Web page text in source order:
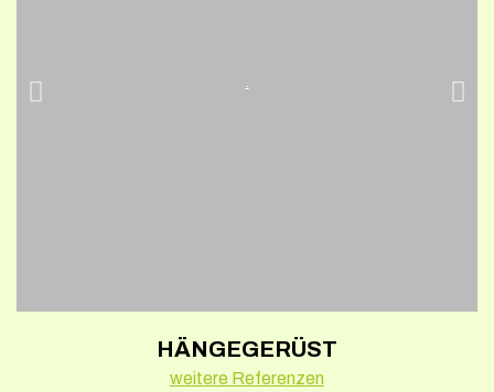
.
HÄNGEGERÜST
weitere Referenzen